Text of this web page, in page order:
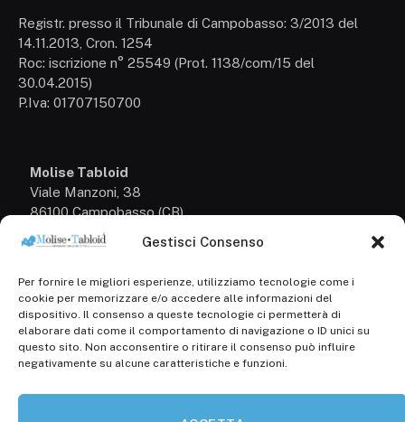
Gestisci Consenso
Per fornire le migliori esperienze, utilizziamo tecnologie come i
cookie per memorizzare e/o accedere alle informazioni del
dispositivo. Il consenso a queste tecnologie ci permetterà di
elaborare dati come il comportamento di navigazione o ID unici su
questo sito. Non acconsentire o ritirare il consenso può influire
negativamente su alcune caratteristiche e funzioni.
Registr. presso il Tribunale di Campobasso: 3/2013 del
14.11.2013, Cron. 1254
Roc: iscrizione n° 25549 (Prot. 1138/com/15 del
30.04.2015)
P.Iva: 01707150700
Molise Tabloid
Viale Manzoni, 38
86100 Campobasso (CB)
+39 3333169466
Scrivici a:
info@molisetabloid.it
commerciale@molisetabloid.it
Disclaimer